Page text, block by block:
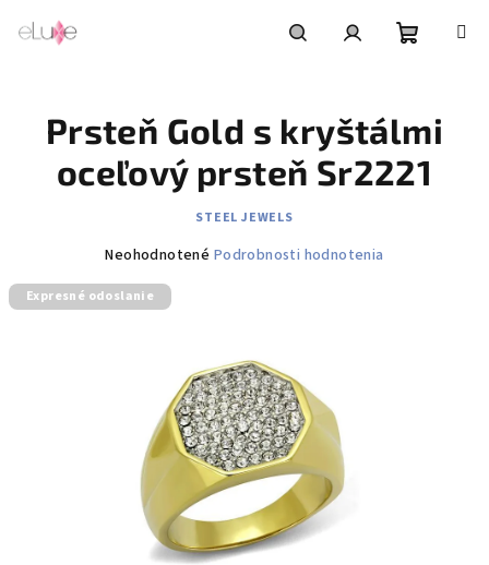
košík
Prsteň Gold s kryštálmi
oceľový prsteň Sr2221
STEEL JEWELS
Priemerné
produktu
hviezdičiek.
Neohodnotené Podrobnosti hodnotenia
Expresné odoslanie